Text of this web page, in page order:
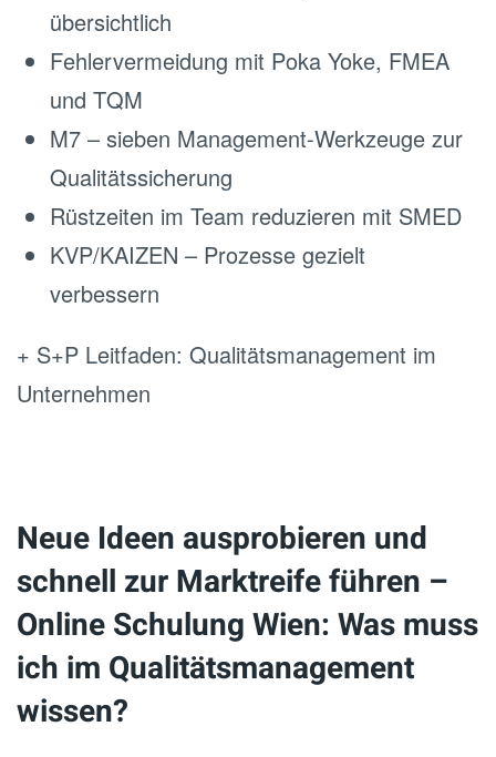
übersichtlich
Fehlervermeidung mit Poka Yoke, FMEA
und TQM
M7 – sieben Management-Werkzeuge zur
Qualitätssicherung
Rüstzeiten im Team reduzieren mit SMED
KVP/KAIZEN – Prozesse gezielt
verbessern
+ S+P Leitfaden: Qualitätsmanagement im
Unternehmen
Neue Ideen ausprobieren und
schnell zur Marktreife führen –
Online Schulung Wien: Was muss
ich im Qualitätsmanagement
wissen?